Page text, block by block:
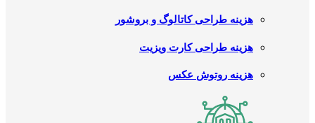
هزینه طراحی کاتالوگ و بروشور
هزینه طراحی کارت ویزیت
هزینه روتوش عکس